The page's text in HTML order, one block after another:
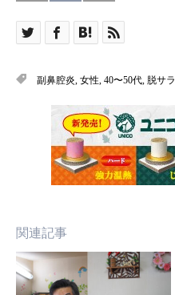
副鼻腔炎, 女性, 40〜50代, 脱サラ
関連記事